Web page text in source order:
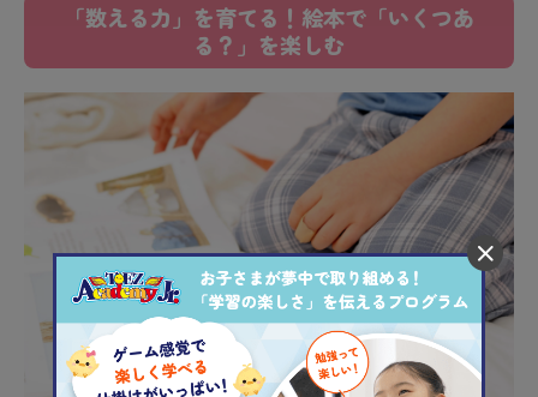
「数える力」を育てる！絵本で「いくつあ
る？」を楽しむ